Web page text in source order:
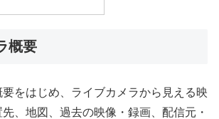
概要
をはじめ、ライブカメラから見える映
、地図、過去の映像・録画、配信元・